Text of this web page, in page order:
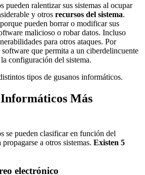
pueden ralentizar sus sistemas al ocupar
y otros recursos del sistema.
pueden borrar o modificar sus
malicioso o robar datos. Incluso
para otros ataques. Por
que permita a un ciberdelincuente
configuración del sistema.
tipos de gusanos informáticos.
Más
se pueden clasificar en función del
a otros sistemas. Existen 5
electrónico